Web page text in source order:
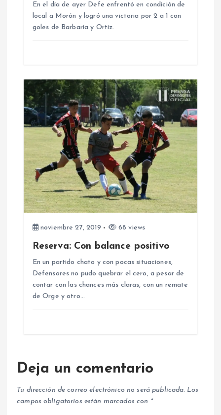
a
d
a
En el día de ayer Defe enfrentó en condición de
local a Morón y logró una victoria por 2 a 1 con
goles de Barbaría y Ortiz.
noviembre 27, 2019 68 views
Reserva: Con balance positivo
En un partido chato y con pocas situaciones,
Defensores no pudo quebrar el cero, a pesar de
contar con las chances más claras, con un remate
de Orge y otro…
Deja un comentario
Tu dirección de correo electrónico no será publicada. Los
campos obligatorios están marcados con *